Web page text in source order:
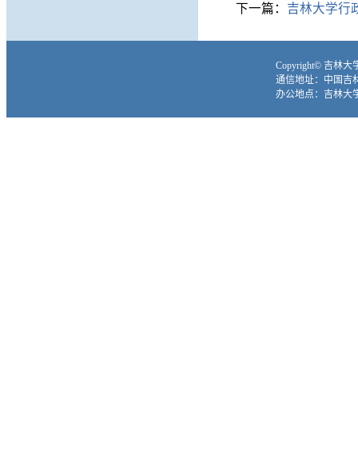
下一篇： 吉林大学行
Copyright© 吉林大
通信地址：中国吉
办公地点：吉林大